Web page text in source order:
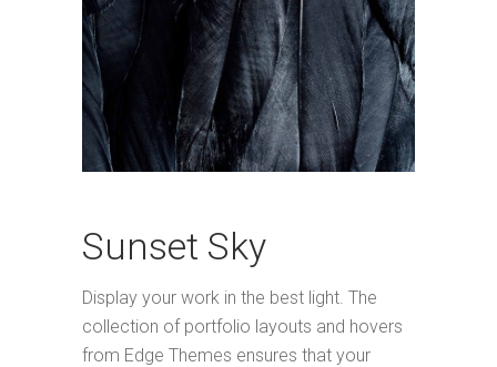
Sunset Sky
Display your work in the best light. The
collection of portfolio layouts and hovers
from Edge Themes ensures that your